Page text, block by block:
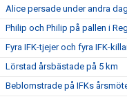
Alice persade under andra
Philip och Philip på pallen i
Fyra IFK-tjejer och fyra IFK-
Lörstad årsbästade på 5 km
Beblomstrade på IFKs